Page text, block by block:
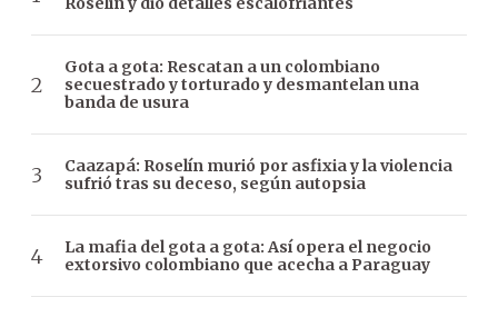
Gota a gota: Rescatan a un colombiano
secuestrado y torturado y desmantelan una
banda de usura
Caazapá: Roselín murió por asfixia y la violencia
sufrió tras su deceso, según autopsia
La mafia del gota a gota: Así opera el negocio
extorsivo colombiano que acecha a Paraguay